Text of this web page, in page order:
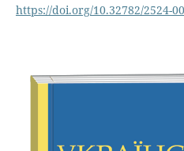
https://doi.org/10.32782/2524-